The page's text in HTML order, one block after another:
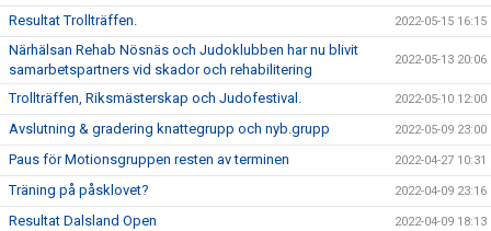
Resultat Trollträffen. 2022-05-15 16:15
Närhälsan Rehab Nösnäs och Judoklubben har nu blivit
samarbetspartners vid skador och rehabilitering
2022-05-13 20:06
Trollträffen, Riksmästerskap och Judofestival. 2022-05-10 12:00
Avslutning & gradering knattegrupp och nyb.grupp 2022-05-09 23:00
Paus för Motionsgruppen resten av terminen 2022-04-27 10:31
Träning på påsklovet? 2022-04-09 23:16
Resultat Dalsland Open 2022-04-09 18:13